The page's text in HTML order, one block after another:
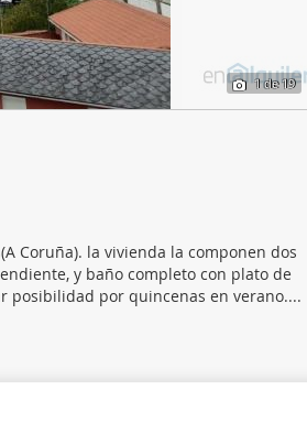
y análisis web, quienes pueden
o que hayan recopilado a partir del uso
1de 19
Coruña). la vivienda la componen dos
y baño completo con plato de
posibilidad por quincenas en verano....